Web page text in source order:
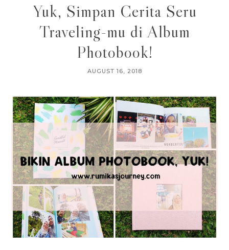
Yuk, Simpan Cerita Seru
Traveling-mu di Album
Photobook!
AUGUST 16, 2018